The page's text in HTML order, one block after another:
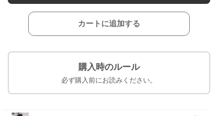
カートに追加する
購入時のルール
必ず購入前にお読みください。